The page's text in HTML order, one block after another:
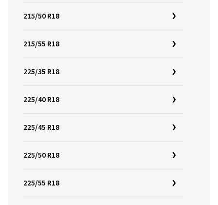
215/50 R18
215/55 R18
225/35 R18
225/40 R18
225/45 R18
225/50 R18
225/55 R18